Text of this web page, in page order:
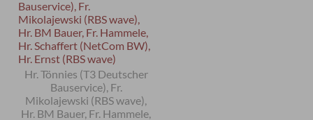
Hr. Tönnies (T3 Deutscher
Bauservice), Fr.
Mikolajewski (RBS wave),
Hr. BM Bauer, Fr. Hammele,